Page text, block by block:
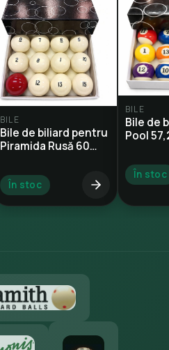
BILE
Bile de biliard pentru
Piramida Rusă 60
În stoc
BILE
Bile de
Pool
În stoc